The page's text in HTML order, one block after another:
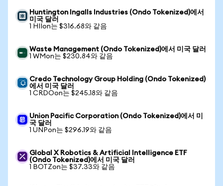
Huntington Ingalls Industries (Ondo Tokenized)에서
미국 달러
1 HIIon는 $316.68와 같음
Waste Management (Ondo Tokenized)에서 미국 달러
1 WMon는 $230.84와 같음
Credo Technology Group Holding (Ondo Tokenized)
에서 미국 달러
1 CRDOon는 $245.18와 같음
Union Pacific Corporation (Ondo Tokenized)에서 미
국 달러
1 UNPon는 $296.19와 같음
Global X Robotics & Artificial Intelligence ETF
(Ondo Tokenized)에서 미국 달러
1 BOTZon는 $37.33와 같음